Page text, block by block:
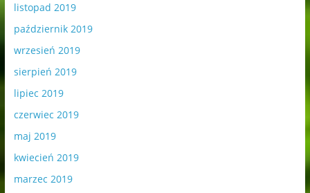
listopad 2019
październik 2019
wrzesień 2019
sierpień 2019
lipiec 2019
czerwiec 2019
maj 2019
kwiecień 2019
marzec 2019